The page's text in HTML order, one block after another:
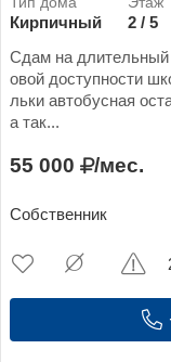
Кирпичный 2 / 5
Сдам на длительный
овой доступности
льки автобусная
а так...
55 000 /мес.
Собственник